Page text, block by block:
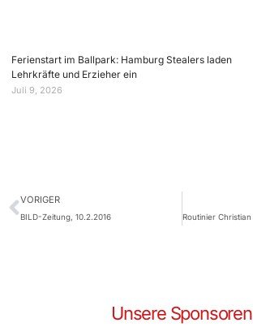
Ferienstart im Ballpark: Hamburg Stealers laden
Lehrkräfte und Erzieher ein
Juli 9, 2026
VORIGER
BILD-Zeitung, 10.2.2016
Unsere Sponsoren